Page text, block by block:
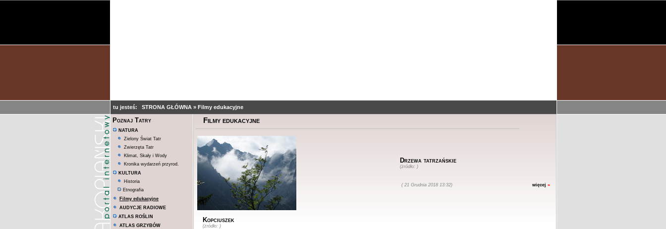
tu jesteś: STRONA GŁÓWNA » Filmy edukacyjne
Poznaj Tatry
NATURA
Zielony Świat Tatr
Zwierzęta Tatr
Klimat, Skały i Wody
Kronika wydarzeń przyrod.
KULTURA
Historia
Etnografia
Filmy edukacyjne
AUDYCJE RADIOWE
ATLAS ROŚLIN
ATLAS GRZYBÓW
Filmy edukacyjne
Drzewa tatrzańskie
(żródło: )
( 21 Grudnia 2018 13:32) więcej »
Kopciuszek
(żródło: )